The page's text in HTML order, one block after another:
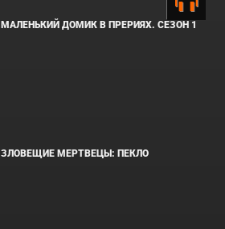
МАЛЕНЬКИЙ ДОМИК В ПРЕРИЯХ. СЕЗОН 1
ЗЛОВЕЩИЕ МЕРТВЕЦЫ: ПЕКЛО